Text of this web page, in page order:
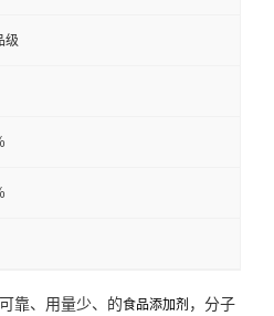
级
靠、用量少、的食品添加剂 ，分子